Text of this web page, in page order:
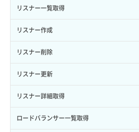
サーバーメタデータ取得
サーバーメタデータ更新（ネームタグ変更）
サーバー一覧取得
サーバー作成
サーバー再構築（OS再インストール）
サーバー利用状況グラフ（CPU）
ネットワーク作成（ローカルネットワーク用）
ネットワーク削除（ローカルネットワーク用）
ネットワーク詳細取得
ポート一覧取得
ポート作成（ローカルネットワーク用）
ポート作成（追加IP用）
リスナー一覧取得
リスナー作成
リスナー削除
リスナー更新
リスナー詳細取得
ロードバランサー一覧取得